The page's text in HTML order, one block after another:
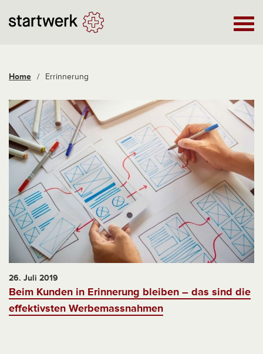
Home / Errinnerung
26. Juli 2019
Beim Kunden in Erinnerung bleiben – das sind die
effektivsten Werbemassnahmen